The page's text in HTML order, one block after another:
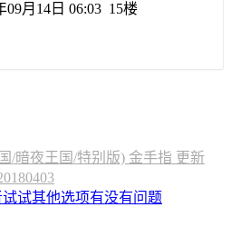
09月14日 06:03 15楼
/暗夜王国/特别版) 金手指 更新
试其他选项有没有问题